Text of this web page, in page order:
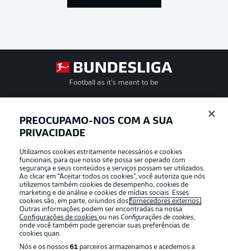
Football as it’s meant to be
APLICATIVO DA BUNDESLIGA
Oferecido por
PREOCUPAMO-NOS COM A SUA
PRIVACIDADE
Utilizamos cookies estritamente necessários e cookies
funcionais, para que nosso site possa ser operado com
segurança e seus conteúdos e serviços possam ser utilizados.
Ao clicar em “Aceitar todos os cookies”, você autoriza que nós
utilizemos também cookies de desempenho, cookies de
marketing e de análise e cookies de mídias sociais. Esses
cookies são, em parte, oriundos dosfornecedores externos .
Outras informações podem ser encontradas na nossa
Configurações de cookiesou nasConfigurações de cookies,
onde você também pode gerenciar suas preferências de
cookies quan.
Nós e os nossos61 parceiros armazenamos e acedemos a